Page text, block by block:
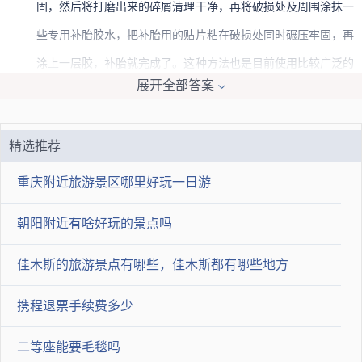
固，然后将打磨出来的碎屑清理干净，再将破损处及周围涂抹一
些专用补胎胶水，把补胎用的贴片粘在破损处同时碾压牢固，再
涂上一层胶，补胎就完成了。这种方法也是目前使用比较广泛的
一种，能够根据轮胎破损的大小可以选择不同大小的贴片，价格
的破损就修补不了。还有一点就是外面的破损处直接裸露，在行
车时可能会继续扩大受损面积，这就需要时常检查一下了。三、
蘑菇钉补胎（内补）
蘑菇钉也是目前的补胎方法，也是属于内补胎。需要将轮胎和轮
毂分离，并且补胎完成后也要坐动平衡。蘑菇钉与贴片补胎法的
区别在于蘑菇钉补胎法能够很好的填充破损洞口的缝隙，避免了
底稳定。但是其价格也高，一般市场价格都在百元以上，并且其
展开全部答案
精选推荐
重庆附近旅游景区哪里好玩一日游
朝阳附近有啥好玩的景点吗
佳木斯的旅游景点有哪些，佳木斯都有哪些地方
携程退票手续费多少
二等座能要毛毯吗